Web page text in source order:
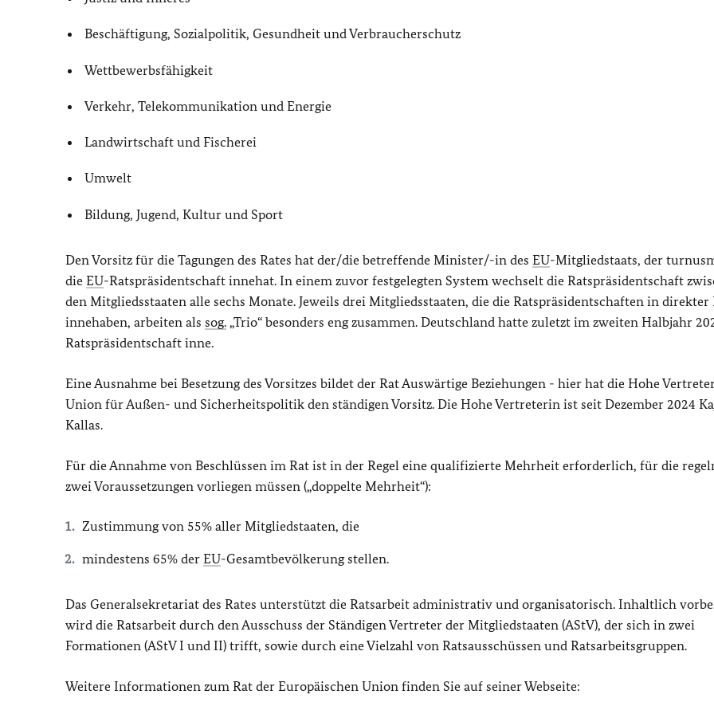
Beschäftigung, Sozialpolitik, Gesundheit und Verbraucherschutz
Wettbewerbsfähigkeit
Verkehr, Telekommunikation und Energie
Landwirtschaft und Fischerei
Umwelt
Bildung, Jugend, Kultur und Sport
Den Vorsitz für die Tagungen des Rates hat der/die betreffende Minister/-in des EU-Mitgliedstaats, der
die EU-Ratspräsidentschaft innehat. In einem zuvor festgelegten System wechselt die Ratspräsidentschaft
den Mitgliedsstaaten alle sechs Monate. Jeweils drei Mitgliedsstaaten, die die Ratspräsidentschaften in direkter
innehaben, arbeiten als sog. „Trio“ besonders eng zusammen. Deutschland hatte zuletzt im zweiten Halbjahr
Ratspräsidentschaft inne.
Eine Ausnahme bei Besetzung des Vorsitzes bildet der Rat Auswärtige Beziehungen - hier hat die Hohe
Union für Außen- und Sicherheitspolitik den ständigen Vorsitz. Die Hohe Vertreterin ist seit Dezember 2024
Kallas.
Für die Annahme von Beschlüssen im Rat ist in der Regel eine qualifizierte Mehrheit erforderlich, für die
zwei Voraussetzungen vorliegen müssen („doppelte Mehrheit“):
Zustimmung von 55% aller Mitgliedstaaten, die
mindestens 65% der EU-Gesamtbevölkerung stellen.
Das Generalsekretariat des Rates unterstützt die Ratsarbeit administrativ und organisatorisch. Inhaltlich
wird die Ratsarbeit durch den Ausschuss der Ständigen Vertreter der Mitgliedstaaten (AStV), der sich in zwei
Formationen (AStV I und II) trifft, sowie durch eine Vielzahl von Ratsausschüssen und Ratsarbeitsgruppen.
Weitere Informationen zum Rat der Europäischen Union finden Sie auf seiner Webseite: